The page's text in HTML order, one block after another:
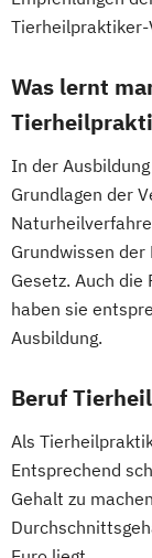
Tierheilpraktiker-
Was lernt
In der
Grundlagen der
Grundwissen
Gesetz. Auch
haben sie
Ausbildung.
Beruf
Als
Entsprechend
Gehalt zu